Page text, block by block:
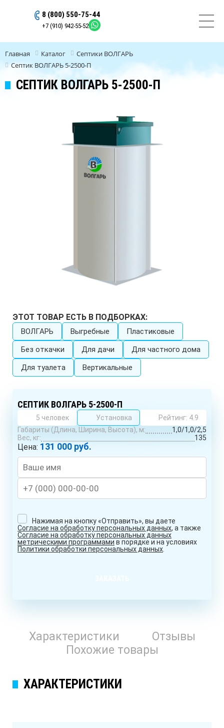
8 (800) 550-75-44
+7 (910) 942-55-52
Главная Каталог
Септики ВОЛГАРЬ
Септик ВОЛГАРЬ 5-2500-П
СЕПТИК ВОЛГАРЬ 5-2500-П
ЭТОТ ТОВАР ЕСТЬ В ПОДБОРКАХ:
ВОЛГАРЬ Выгребные
Пластиковые
Без откачки
Для дачи
Для частного дома
Для туалета
Вертикальные
СЕПТИК ВОЛГАРЬ 5-2500-П
5 человек Установка
Рейтинг: 4.9
Габариты (Длина, Ширина, Высота), м:
1,0/1,0/2,5
Вес, кг:
135
Цена: 131 000 руб.
Нажимая на кнопку «Отправить», вы даете
Согласие на обработку персональных данных, а также
Согласие на обработку персональных данных
метрическими программами в порядке и на условиях
Политики обработки персональных данных
Характеристики
Отзывы
Похожие товары
ХАРАКТЕРИСТИКИ